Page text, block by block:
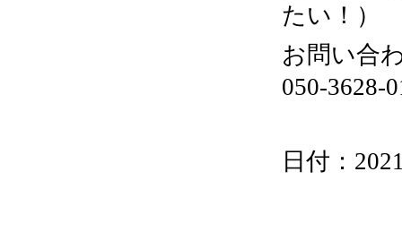
たい！）
お問い合
050-3628-
日付：